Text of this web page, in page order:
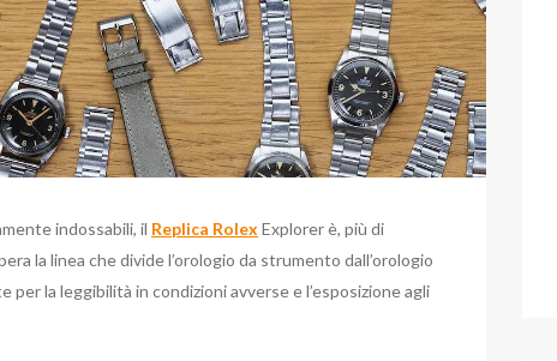
indossabili, il Replica Rolex Explorer è, più di
la linea che divide l’orologio da strumento dall’orologio
la leggibilità in condizioni avverse e l’esposizione agli